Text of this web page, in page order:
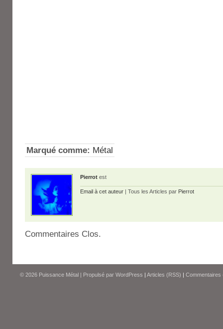
Marqué comme: Métal
Pierrot est
Email à cet auteur | Tous les Articles par Pierrot
Commentaires Clos.
© 2026 Puissance Métal | Propulsé par WordPress | Articles (RSS) | Commentaires